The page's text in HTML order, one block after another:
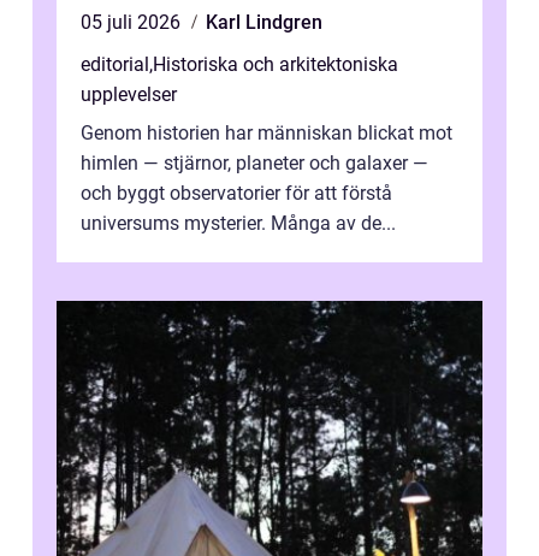
05 juli 2026
Karl Lindgren
editorial,Historiska och arkitektoniska
upplevelser
Genom historien har människan blickat mot
himlen — stjärnor, planeter och galaxer —
och byggt observatorier för att förstå
universums mysterier. Många av de...